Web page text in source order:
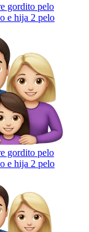
gordito pelo
e hija 2 pelo
gordito pelo
e hija 2 pelo